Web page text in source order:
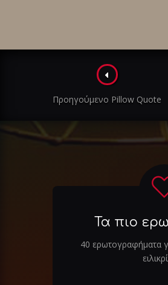
Πλοήγηση
στα
άρθρα
Προηγούμενο Pillow Quote
Τα πιο
40 ερωτογραφήματα